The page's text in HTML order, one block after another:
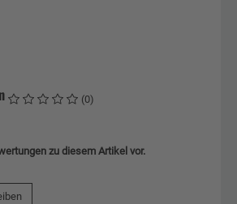
(0)
zu diesem Artikel vor.